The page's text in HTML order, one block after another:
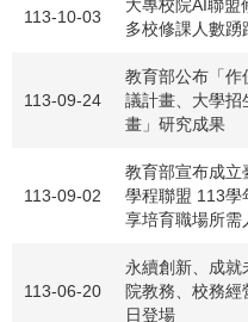
113-10-03
大專校院AI聯盟
多校修課人數踴
113-09-24
教育部公布「作
議計畫、大學招
畫」研究成果
113-09-02
教育部宣布成立
學程聯盟 113學
享培育職場所需
113-06-20
永續創新、成
院教務、校務
日登場